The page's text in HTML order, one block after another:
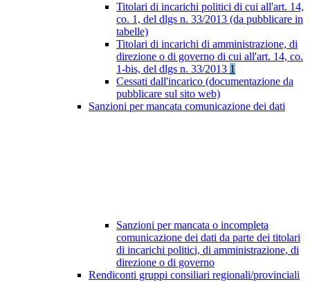
Titolari di incarichi politici di cui all'art. 14,
co. 1, del dlgs n. 33/2013 (da pubblicare in
tabelle)
Titolari di incarichi di amministrazione, di
direzione o di governo di cui all'art. 14, co.
1-bis, del dlgs n. 33/2013 1
Cessati dall'incarico (documentazione da
pubblicare sul sito web)
Sanzioni per mancata comunicazione dei dati
Sanzioni per mancata o incompleta
comunicazione dei dati da parte dei titolari
di incarichi politici, di amministrazione, di
direzione o di governo
Rendiconti gruppi consiliari regionali/provinciali